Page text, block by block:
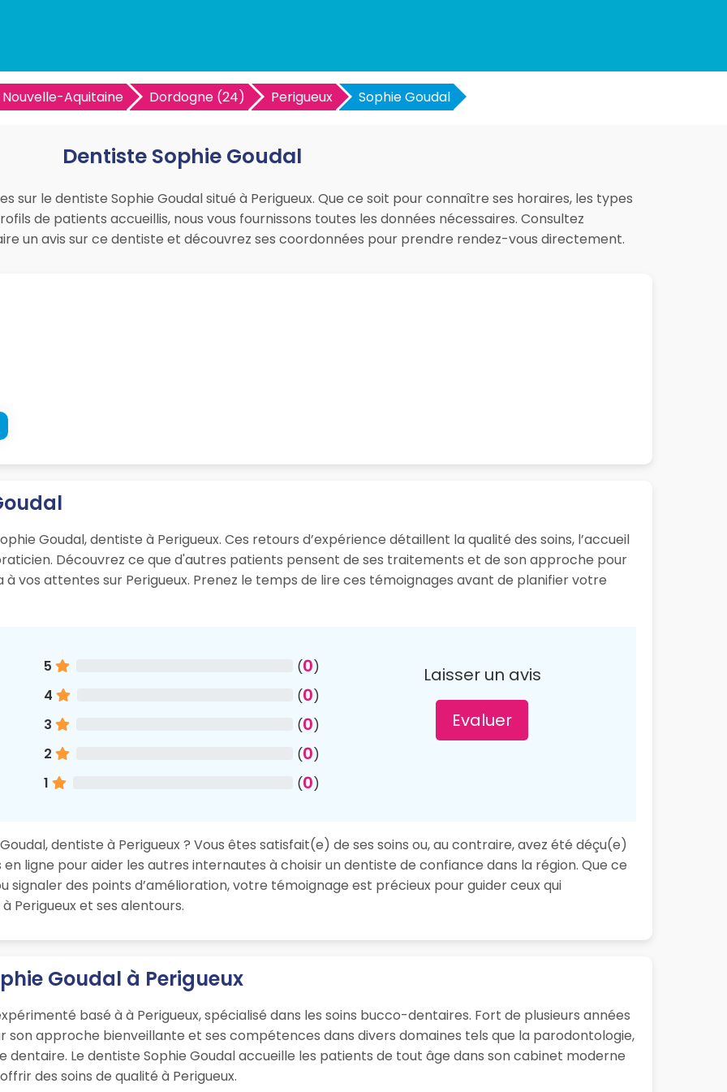
Nouvelle-Aquitaine Dordogne (24) Perigueux Sophie Goudal
Dentiste Sophie Goudal
sur le dentiste Sophie Goudal situé à Perigueux. Que ce soit pour connaître ses horaires, les types
de patients accueillis, nous vous fournissons toutes les données nécessaires. Consultez
un avis sur ce dentiste et découvrez ses coordonnées pour prendre rendez-vous directement.
Goudal, dentiste à Perigueux. Ces retours d’expérience détaillent la qualité des soins, l’accueil
Découvrez ce que d'autres patients pensent de ses traitements et de son approche pour
vos attentes sur Perigueux. Prenez le temps de lire ces témoignages avant de planifier votre
5 (0)
4
(0)
3
(0)
2
(0)
1
(0)
Laisser un avis
Evaluer
dentiste à Perigueux ? Vous êtes satisfait(e) de ses soins ou, au contraire, avez été déçu(e)
ligne pour aider les autres internautes à choisir un dentiste de confiance dans la région. Que ce
des points d’amélioration, votre témoignage est précieux pour guider ceux qui
Perigueux et ses alentours.
Goudal à Perigueux
basé à à Perigueux, spécialisé dans les soins bucco-dentaires. Fort de plusieurs années
approche bienveillante et ses compétences dans divers domaines tels que la parodontologie,
Le dentiste Sophie Goudal accueille les patients de tout âge dans son cabinet moderne
des soins de qualité à Perigueux.